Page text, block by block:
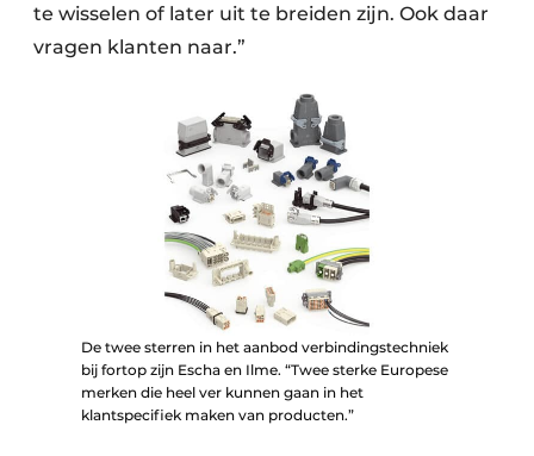
te wisselen of later uit te breiden zijn. Ook daar
vragen klanten naar.”
De twee sterren in het aanbod verbindingstechniek
bij fortop zijn Escha en Ilme. “Twee sterke Europese
merken die heel ver kunnen gaan in het
klantspecifiek maken van producten.”